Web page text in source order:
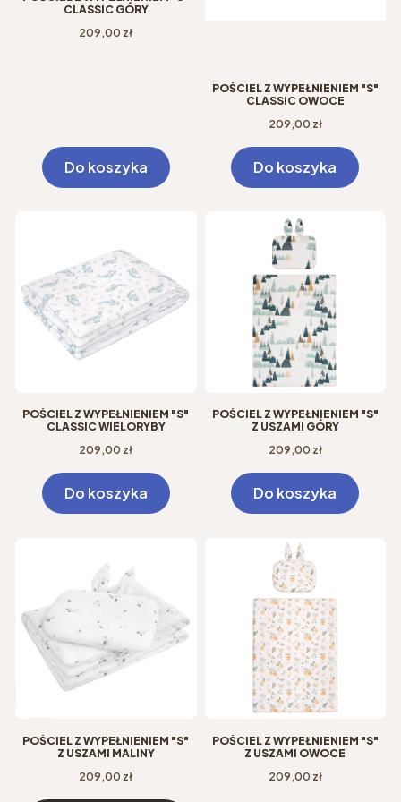
CLASSIC GÓRY
Cena
209,00 zł
Do koszyka
POŚCIEL Z WYPEŁNIENIEM "S"
CLASSIC OWOCE
Cena
209,00 zł
Do koszyka
POŚCIEL Z WYPEŁNIENIEM "S"
CLASSIC WIELORYBY
Cena
209,00 zł
Do koszyka
POŚCIEL Z WYPEŁNIENIEM "S"
Z USZAMI GÓRY
Cena
209,00 zł
Do koszyka
POŚCIEL Z WYPEŁNIENIEM "S"
Z USZAMI MALINY
Cena
209,00 zł
POŚCIEL Z WYPEŁNIENIEM "S"
Z USZAMI OWOCE
Cena
209,00 zł